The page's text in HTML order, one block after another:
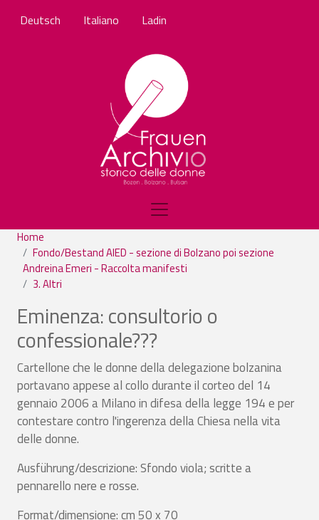
Deutsch Italiano Ladin
Home
Fondo/Bestand AIED - sezione di Bolzano poi sezione
Andreina Emeri - Raccolta manifesti
3. Altri
Eminenza: consultorio o
confessionale???
Cartellone che le donne della delegazione bolzanina
portavano appese al collo durante il corteo del 14
gennaio 2006 a Milano in difesa della legge 194 e per
contestare contro l'ingerenza della Chiesa nella vita
delle donne.
Ausführung/descrizione: Sfondo viola; scritte a
pennarello nere e rosse.
Format/dimensione: cm 50 x 70